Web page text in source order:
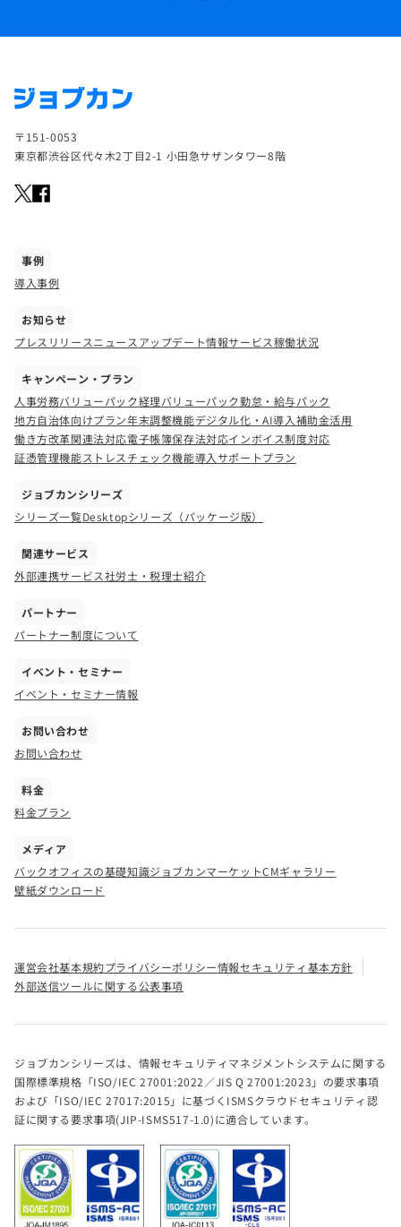
〒151-0053
東京都渋谷区代々木2丁目2-1 小田急サザンタワー8階
事例
導入事例
お知らせ
プレスリリースニュース アップデート情報サービス稼働状況
キャンペーン・プラン
人事労務バリューパック経理バリューパック勤怠・給与パック
地方自治体向けプラン年末調整機能デジタル化・AI導入補助金活用
働き方改革関連法対応電子帳簿保存法対応インボイス制度対応
証憑管理機能ストレスチェック機能導入サポートプラン
ジョブカンシリーズ
シリーズ一覧Desktopシリーズ（パッケージ版）
関連サービス
外部連携サービス社労士・税理士紹介
パートナー
パートナー制度について
イベント・セミナー
イベント・セミナー情報
お問い合わせ
お問い合わせ
料金
料金プラン
メディア
バックオフィスの基礎知識ジョブカンマーケットCMギャラリー
壁紙ダウンロード
運営会社基本規約プライバシーポリシー情報セキュリティ基本方針
外部送信ツールに関する公表事項
ジョブカンシリーズは、情報セキュリティマネジメントシステムに関する
国際標準規格「ISO/IEC 27001:2022／JIS Q 27001:2023」の要求事項
および「ISO/IEC 27017:2015」に基づくISMSクラウドセキュリティ認
証に関する要求事項(JIP-ISMS517-1.0)に適合しています。